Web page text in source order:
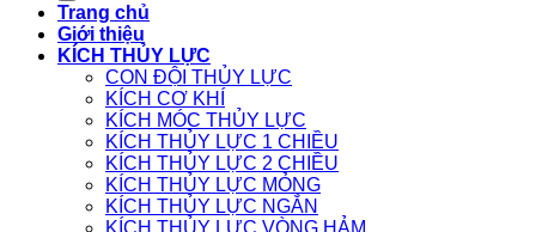
Trang chủ
Giới thiệu
KÍCH THỦY LỰC
CON ĐỘI THỦY LỰC
KÍCH CƠ KHÍ
KÍCH MÓC THỦY LỰC
KÍCH THỦY LỰC 1 CHIỀU
KÍCH THỦY LỰC 2 CHIỀU
KÍCH THỦY LỰC MỎNG
KÍCH THỦY LỰC NGẮN
KÍCH THỦY LỰC VÒNG HẢM